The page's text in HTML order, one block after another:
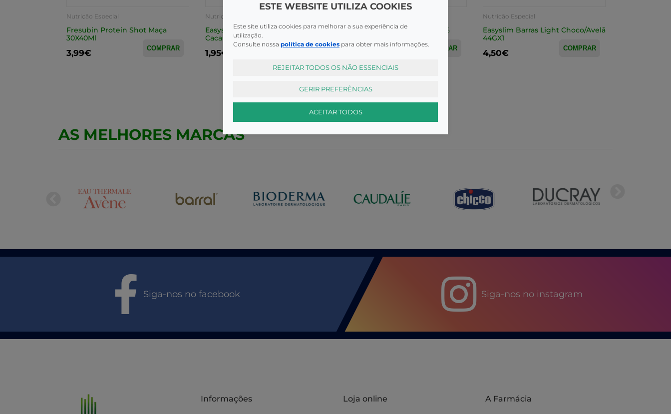
Nutrição Especial
Fresubin Protein Shot Maça
30X40Ml
3,99€ COMPRAR
Nutrição Especial
Easyslim Chocolat Negro 70%
Cacau Amend 30g
1,95€ COMPRAR
Easyslim Chocolat Negro 70%
COMPRAR
Nutrição Especial
Easyslim Barras Light Choco/Avelã
44GX1
4,50€ COMPRAR
AS MELHORES MARCAS
Siga-nos no facebook Siga-nos no instagram
Informações Loja online A Farmácia
ESTE WEBSITE UTILIZA COOKIES
Este site utiliza cookies para melhorar a sua experiência de
utilização.
Consulte nossa política de cookies para obter mais informações.
REJEITAR TODOS OS NÃO ESSENCIAIS
GERIR PREFERÊNCIAS
ACEITAR TODOS